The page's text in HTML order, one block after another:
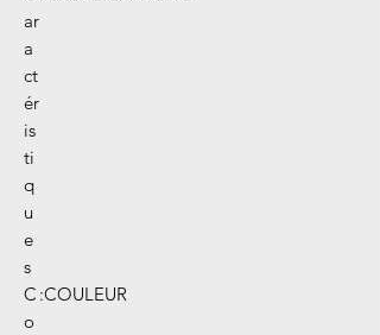
ar
a
ct
ér
is
ti
q
u
e
s
C
o
:COULEUR